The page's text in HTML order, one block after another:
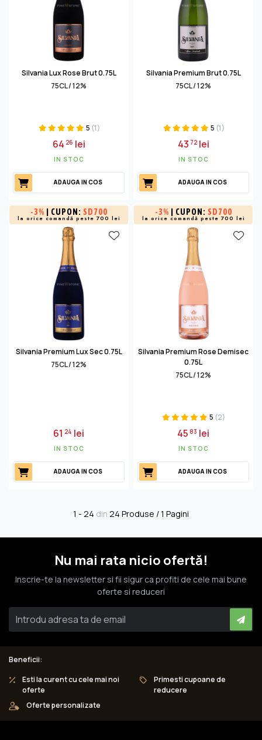
Silvania Lux Rose Brut 0.75L
75CL / 12%
5 (1)
64 26 lei
IN STOC
ADAUGA IN COS
Silvania Premium Brut 0.75L
75CL / 12%
5 (1)
43 72lei
IN STOC
ADAUGA IN COS
-3% | CUPON: SD700
la orice comandă peste 700 lei
Silvania Premium Lux Sec 0.75L
75CL / 12%
61 24 lei
IN STOC
ADAUGA IN COS
-3% | CUPON: SD700
la orice comandă peste 700 lei
Silvania Premium Rose Demisec
0.75L
75CL / 12%
5 (2)
4583 lei
IN STOC
ADAUGA IN COS
1 - 24 din 24 Produse / 1 Pagini
Nu mai rata nicio ofertă!
Inscrie-te la newsletter si fii sigur ca profiti de cele mai bune
oferte si reduceri
Beneficii:
Esti la curent cu cele mai noi
oferte
Primesti cupoane de
reducere
Oferte personalizate